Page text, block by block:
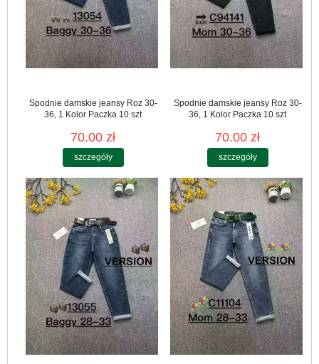
Spodnie damskie jeansy Roz 30-
36, 1 Kolor Paczka 10 szt
70.00 zł
szczegóły
Spodnie damskie jeansy Roz 30-
36, 1 Kolor Paczka 10 szt
70.00 zł
szczegóły